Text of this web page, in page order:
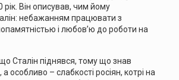
рік. Він описував, чим йому
небажанням працювати з
і любов’ю до роботи на
Сталін піднявся, тому що знав
особливо – слабкості росіян, котрі на